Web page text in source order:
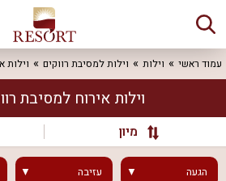
עמוד ראשי וילות וילות למסיבת רווקים וילות
וילות אירוח למסיבת
מיון
הגעה עזיבה